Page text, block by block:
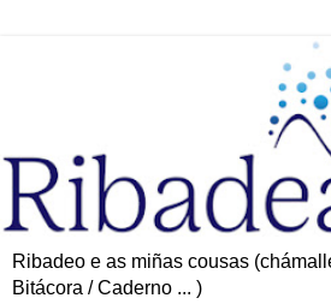
Ribadeo e as miñas cousas
Bitácora / Caderno ... )